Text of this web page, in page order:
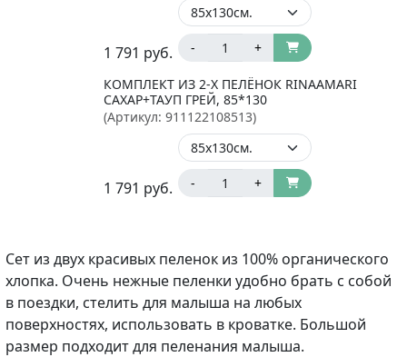
1 791 руб. - +
КОМПЛЕКТ ИЗ 2-Х ПЕЛЁНОК RINAAMARI
САХАР+ТАУП ГРЕЙ, 85*130
(Артикул: 911122108513)
1 791 руб. - +
Сет из двух красивых пеленок из 100% органического
хлопка. Очень нежные пеленки удобно брать с собой
в поездки, стелить для малыша на любых
поверхностях, использовать в кроватке. Большой
размер подходит для пеленания малыша.